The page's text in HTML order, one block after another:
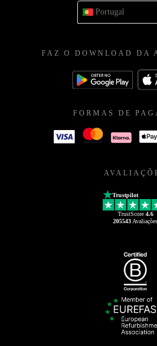
Portugal
FAZ O DOWNLOAD DA
FORMAS DE
Trustpilot
TrustScore 4.6
205543 Avaliações